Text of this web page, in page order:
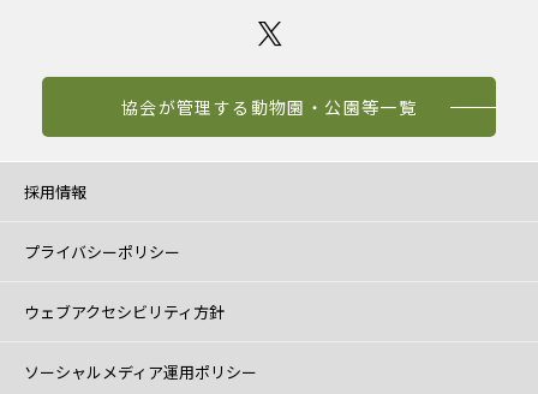
協会が管理する動物園・公園等一覧
採用情報
プライバシーポリシー
ウェブアクセシビリティ方針
ソーシャルメディア運用ポリシー